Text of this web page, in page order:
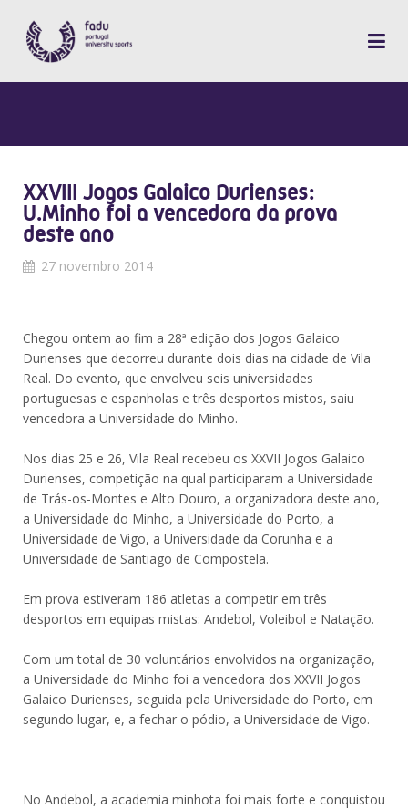
XXVIII Jogos Galaico Durienses:
U.Minho foi a vencedora da prova
deste ano
27 novembro 2014
Chegou ontem ao fim a 28ª edição dos Jogos Galaico
Durienses que decorreu durante dois dias na cidade de Vila
Real. Do evento, que envolveu seis universidades
portuguesas e espanholas e três desportos mistos, saiu
vencedora a Universidade do Minho.
Nos dias 25 e 26, Vila Real recebeu os XXVII Jogos Galaico
Durienses, competição na qual participaram a Universidade
de Trás-os-Montes e Alto Douro, a organizadora deste ano,
a Universidade do Minho, a Universidade do Porto, a
Universidade de Vigo, a Universidade da Corunha e a
Universidade de Santiago de Compostela.
Em prova estiveram 186 atletas a competir em três
desportos em equipas mistas: Andebol, Voleibol e Natação.
Com um total de 30 voluntários envolvidos na organização,
a Universidade do Minho foi a vencedora dos XXVII Jogos
Galaico Durienses, seguida pela Universidade do Porto, em
segundo lugar, e, a fechar o pódio, a Universidade de Vigo.
No Andebol, a academia minhota foi mais forte e conquistou